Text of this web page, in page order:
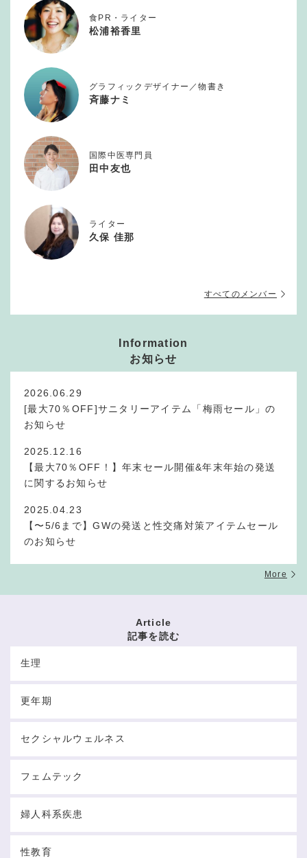
食PR・ライター
松浦裕香里
グラフィックデザイナー／物書き
斉藤ナミ
国際中医専門員
田中友也
ライター
久保 佳那
すべてのメンバー
Information
お知らせ
2026.06.29
[最大70％OFF]サニタリーアイテム「梅雨セール」の
お知らせ
2025.12.16
【最大70％OFF！】年末セール開催&年末年始の発送
に関するお知らせ
2025.04.23
【〜5/6まで】GWの発送と性交痛対策アイテムセール
のお知らせ
More
Article
記事を読む
生理
更年期
セクシャルウェルネス
フェムテック
婦人科系疾患
性教育